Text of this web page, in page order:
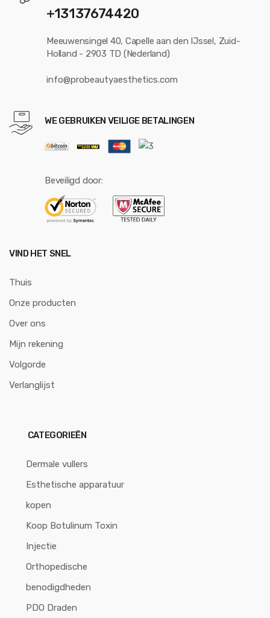
+13137674420
Meeuwensingel 40, Capelle aan den IJssel, Zuid-
Holland - 2903 TD (Nederland)
info@probeautyaesthetics.com
WE GEBRUIKEN VEILIGE BETALINGEN
Beveiligd door:
VIND HET SNEL
Thuis
Onze producten
Over ons
Mijn rekening
Volgorde
Verlanglijst
CATEGORIEËN
Dermale vullers
Esthetische apparatuur
kopen
Koop Botulinum Toxin
Injectie
Orthopedische
benodigdheden
PDO Draden